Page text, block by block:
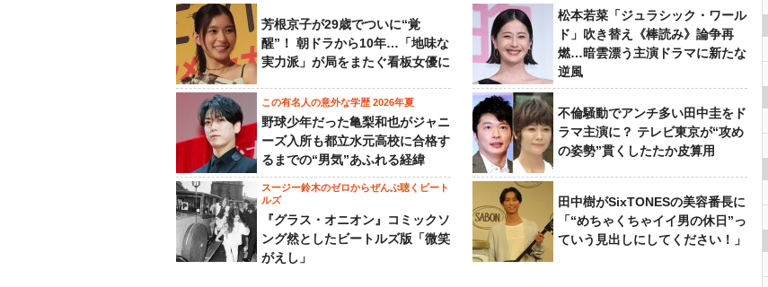
芳根京子が29歳でついに“覚
醒”！ 朝ドラから10年…「地味な
実力派」が局をまたぐ看板女優に
松本若菜「ジュラシック・ワール
ド」吹き替え《棒読み》論争再
燃…暗雲漂う主演ドラマに新たな
逆風
この有名人の意外な学歴 2026年夏
野球少年だった亀梨和也がジャニ
ーズ入所も都立水元高校に合格す
るまでの“男気”あふれる経緯
不倫騒動でアンチ多い田中圭をド
ラマ主演に？ テレビ東京が“攻め
の姿勢”貫くしたたか皮算用
スージー鈴木のゼロからぜんぶ聴くビート
ルズ
『グラス・オニオン』コミックソ
ング然としたビートルズ版「微笑
がえし」
田中樹がSixTONESの美容番長に
「“めちゃくちゃイイ男の休日”っ
ていう見出しにしてください！」